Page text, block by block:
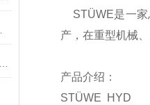
STÜWE是一家
产，在重型机械
产品介绍：
STÜWE HYD